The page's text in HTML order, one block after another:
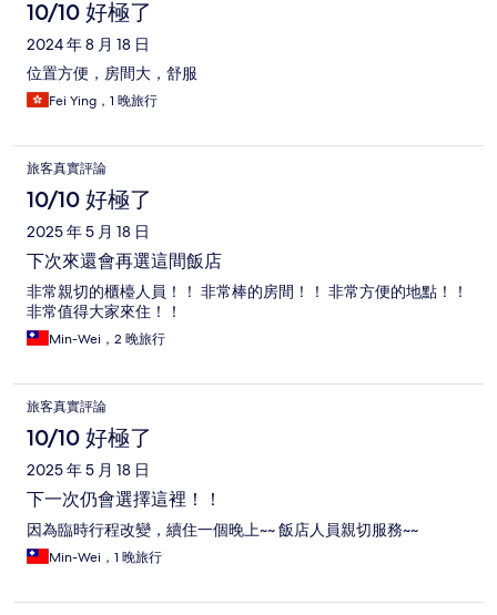
論
10/10 好極了
2024 年 8 月 18 日
位置方便，房間大，舒服
Fei Ying，1 晚旅行
旅客真實評論
10/10 好極了
2025 年 5 月 18 日
下次來還會再選這間飯店
非常親切的櫃檯人員！！ 非常棒的房間！！ 非常方便的地點！！
非常值得大家來住！！
Min-Wei，2 晚旅行
旅客真實評論
10/10 好極了
2025 年 5 月 18 日
下一次仍會選擇這裡！！
因為臨時行程改變，續住一個晚上~~ 飯店人員親切服務~~
Min-Wei，1 晚旅行